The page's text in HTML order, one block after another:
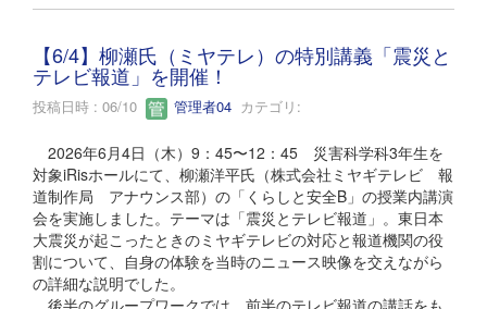
【6/4】柳瀬氏（ミヤテレ）の特別講義「震災と
テレビ報道」を開催！
投稿日時 : 06/10 管理者04 カテゴリ:
2026年6月4日（木）9：45〜12：45 災害科学科3年生を
対象iRisホールにて、柳瀬洋平氏（株式会社ミヤギテレビ 報
道制作局 アナウンス部）の「くらしと安全B」の授業内講演
会を実施しました。テーマは「震災とテレビ報道」。東日本
大震災が起こったときのミヤギテレビの対応と報道機関の役
割について、自身の体験を当時のニュース映像を交えながら
の詳細な説明でした。
後半のグループワークでは、前半のテレビ報道の講話をも